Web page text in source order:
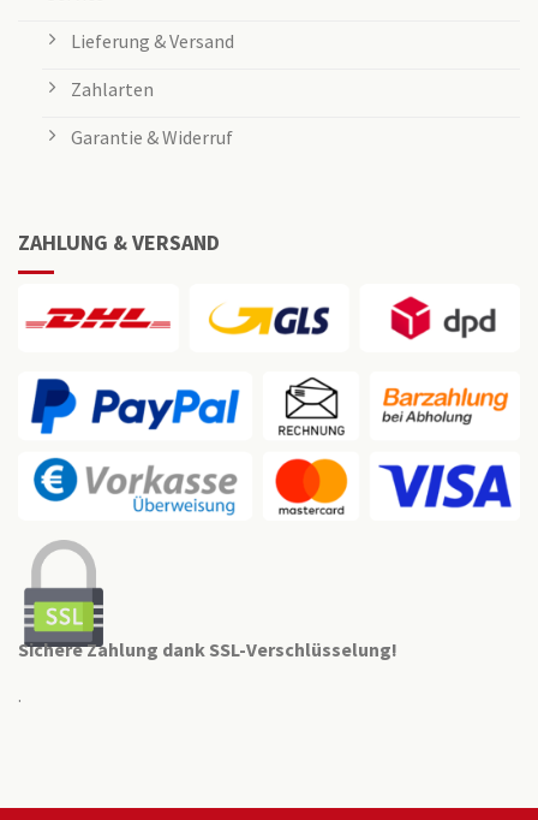
Lieferung & Versand
Zahlarten
Garantie & Widerruf
ZAHLUNG & VERSAND
Sichere Zahlung dank SSL-Verschlüsselung!
.